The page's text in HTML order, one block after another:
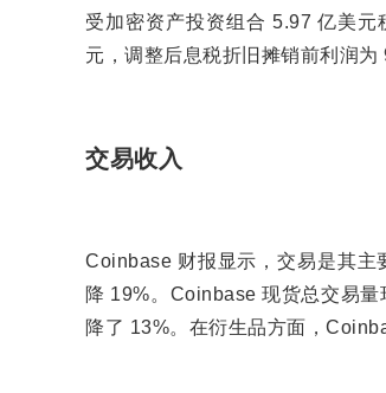
受加密资产投资组合 5.97 亿美
元，调整后息税折旧摊销前利润为
交易收入
Coinbase 财报显示，交易是其主
降 19%。Coinbase 现货总交易
降了 13%。在衍生品方面，